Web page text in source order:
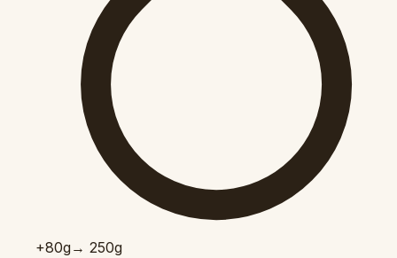
+80g→ 250g